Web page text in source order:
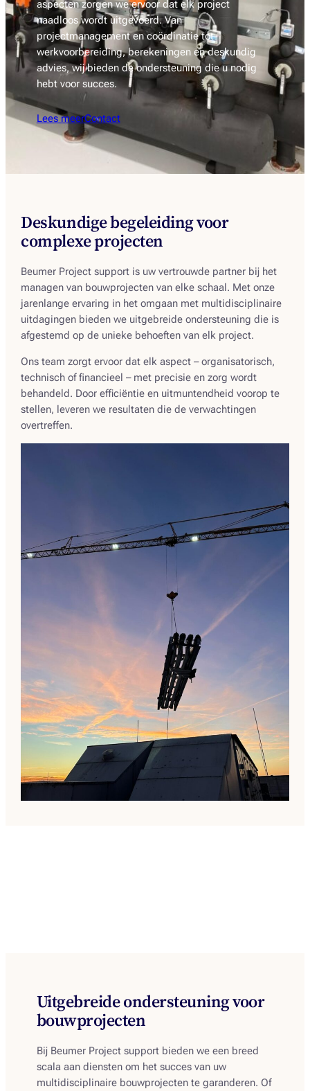
aspecten zorgen we ervoor dat elk project
naadloos wordt uitgevoerd. Van
projectmanagement en coördinatie tot
werkvoorbereiding, berekeningen en deskundig
advies, wij bieden de ondersteuning die u nodig
hebt voor succes.
Lees meerContact
Deskundige begeleiding voor
complexe projecten
Beumer Project support is uw vertrouwde partner bij het
managen van bouwprojecten van elke schaal. Met onze
jarenlange ervaring in het omgaan met multidisciplinaire
uitdagingen bieden we uitgebreide ondersteuning die is
afgestemd op de unieke behoeften van elk project.
Ons team zorgt ervoor dat elk aspect – organisatorisch,
technisch of financieel – met precisie en zorg wordt
behandeld. Door efficiëntie en uitmuntendheid voorop te
stellen, leveren we resultaten die de verwachtingen
overtreffen.
Uitgebreide ondersteuning voor
bouwprojecten
Bij Beumer Project support bieden we een breed
scala aan diensten om het succes van uw
multidisciplinaire bouwprojecten te garanderen. Of